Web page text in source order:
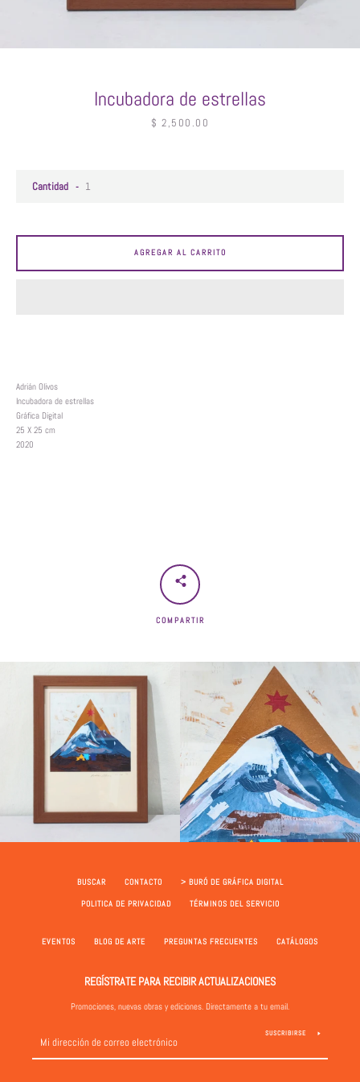
FacebookInstagram
Incubadora de estrellas
Precio
$ 2,500.00
Adrián Olivos
Incubadora de estrellas
Gráfica Digital
25 X 25 cm
2020
Cantidad
AGREGAR AL CARRITO
COMPARTIR
BUSCAR CONTACTO > BURÓ DE GRÁFICA DIGITAL
POLITICA DE PRIVACIDAD TÉRMINOS DEL SERVICIO
EVENTOS BLOG DE ARTE PREGUNTAS FRECUENTES CATÁLOGOS
REGÍSTRATE PARA RECIBIR ACTUALIZACIONES
Promociones, nuevas obras y ediciones. Directamente a tu email.
SUSCRIBIRSE